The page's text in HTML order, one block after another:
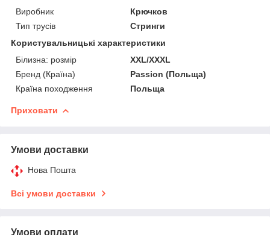
Виробник
Крючков
Тип трусів
Стринги
Користувальницькі характеристики
Білизна: розмір
XXL/XXXL
Бренд (Країна)
Passion (Польща)
Країна походження
Польща
Приховати
Умови доставки
Нова Пошта
Всі умови доставки
Умови оплати